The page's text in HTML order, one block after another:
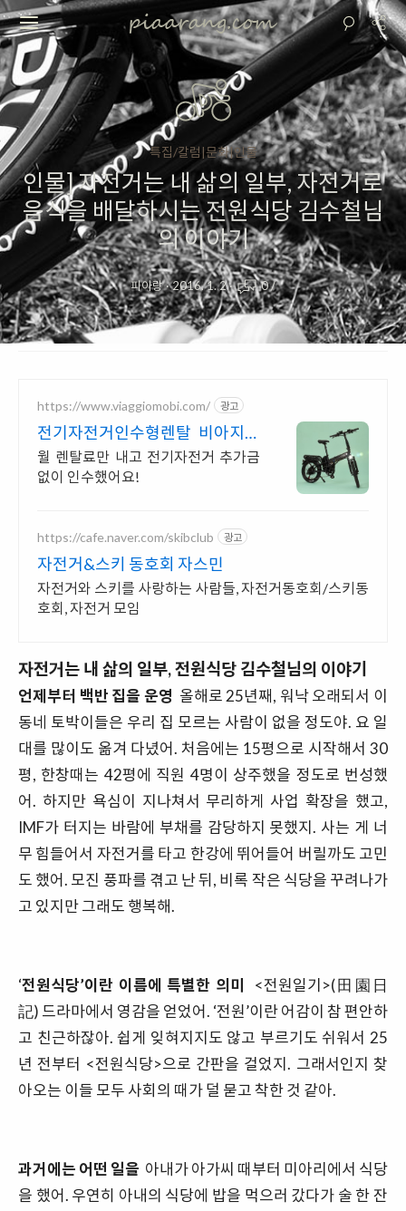
특집/칼럼|문화|인물
인물] 자전거는 내 삶의 일부, 자전거로
음식을 배달하시는 전원식당 김수철님
의 이야기
피아랑·2016. 1. 2· 0/
https://www.viaggiomobi.com/ 광고
전기자전거인수형렌탈 비아지오
인수형 렌탈,완납시 내자전거
월 렌탈료만 내고 전기자전거 추가금
없이 인수했어요!
https://cafe.naver.com/skibclub 광고
자전거&스키 동호회 자스민
자전거와 스키를 사랑하는 사람들, 자전거동호회/스키동
호회, 자전거 모임
자전거는 내 삶의 일부,전원식당 김수철님의 이야기
언제부터 백반 집을 운영 올해로 25년째, 워낙 오래되서 이
동네 토박이들은 우리 집 모르는 사람이 없을 정도야. 요 일
대를 많이도 옮겨 다녔어. 처음에는 15평으로 시작해서 30
평, 한창때는 42평에 직원 4명이 상주했을 정도로 번성했
어. 하지만 욕심이 지나쳐서 무리하게 사업 확장을 했고,
IMF가 터지는 바람에 부채를 감당하지 못했지. 사는 게 너
무 힘들어서 자전거를 타고 한강에 뛰어들어 버릴까도 고민
도 했어. 모진 풍파를 겪고 난 뒤, 비록 작은 식당을 꾸려나가
고 있지만 그래도 행복해.
‘전원식당’이란 이름에 특별한 의미
<전원일기>(田園日
記) 드라마에서 영감을 얻었어. ‘전원’이란 어감이 참 편안하
고 친근하잖아. 쉽게 잊혀지지도 않고 부르기도 쉬워서 25
년 전부터 <전원식당>으로 간판을 걸었지. 그래서인지 찾
아오는 이들 모두 사회의 때가 덜 묻고 착한 것 같아.
과거에는 어떤 일을 아내가 아가씨 때부터 미아리에서 식당
을 했어. 우연히 아내의 식당에 밥을 먹으러 갔다가 술 한 잔